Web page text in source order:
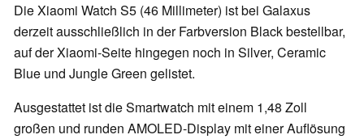
Die Xiaomi Watch S5 (46 Millimeter) ist bei Galaxus
derzeit ausschließlich in der Farbversion Black bestellbar,
auf der Xiaomi-Seite hingegen noch in Silver, Ceramic
Blue und Jungle Green gelistet.
Ausgestattet ist die Smartwatch mit einem 1,48 Zoll
großen und runden AMOLED-Display mit einer Auflösung